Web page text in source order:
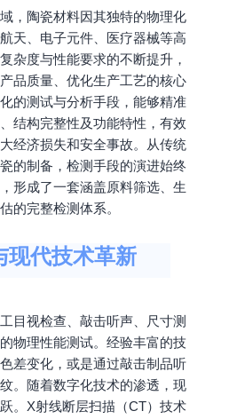
，陶瓷材料因其独特的物理化
天、电子元件、医疗器械等高
杂度与性能要求的不断提升，
品质量、优化生产工艺的核心
的测试与分析手段，能够精准
结构完整性及功能特性，有效
经济损失和安全事故。从传统
的制备，检测手段的演进始终
形成了一套涵盖原料筛选、生
的完整检测体系。
现代技术革新
目视检查、敲击听声、尺寸测
物理性能测试。经验丰富的技
差变化，或是通过敲击制品听
。随着数字化技术的渗透，现
。X射线断层扫描（CT）技术